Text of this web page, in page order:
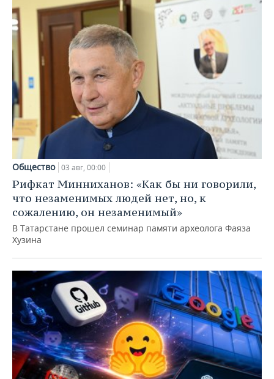
Общество 03 авг, 00:00
Рифкат Минниханов: «Как бы ни говорили,
что незаменимых людей нет, но, к
сожалению, он незаменимый»
В Татарстане прошел семинар памяти археолога Фаяза
Хузина